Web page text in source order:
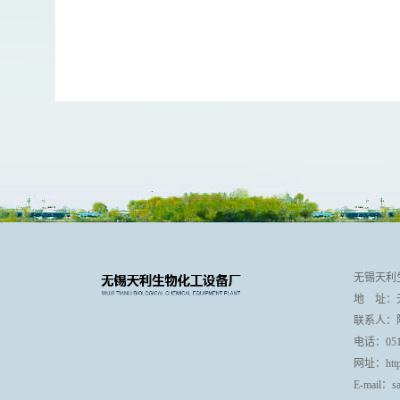
无锡天利
地 址：
联系人：
电话：
网址：
E-mail：